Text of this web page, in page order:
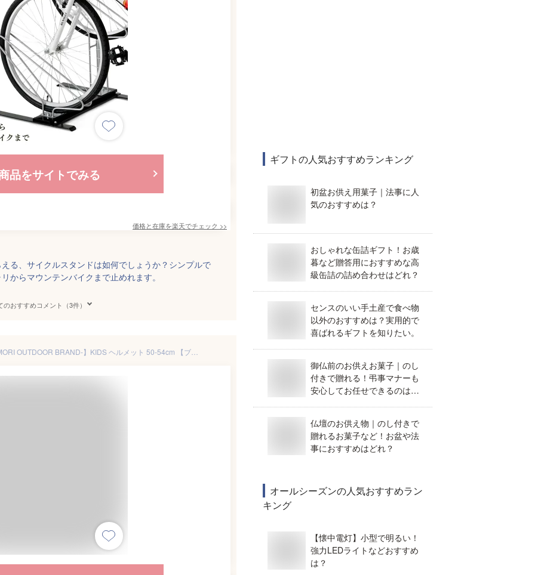
品をサイトでみる
価格と在庫を楽天でチェック >>
る、サイクルスタンドは如何でしょうか？シンプルで
からマウンテンバイクまで止めれます。
のおすすめコメント（3件）
ギフトの人気おすすめランキング
初盆お供え用菓子｜法事に人
気のおすすめは？
おしゃれな缶詰ギフト！お歳
暮など贈答用におすすめな高
級缶詰の詰め合わせはどれ？
センスのいい手土産で食べ物
以外のおすすめは？実用的で
喜ばれるギフトを知りたい。
御仏前のお供えお菓子｜のし
付きで贈れる！弔事マナーも
安心してお任せできるのはど
仏壇のお供え物｜のし付きで
贈れるお菓子など！お盆や法
事におすすめはどれ？
オールシーズンの人気おすすめラン
キング
【懐中電灯】小型で明るい！
強力LEDライトなどおすすめ
は？